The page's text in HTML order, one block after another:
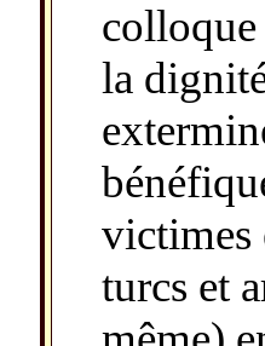
colloque
la
victimes
turcs et